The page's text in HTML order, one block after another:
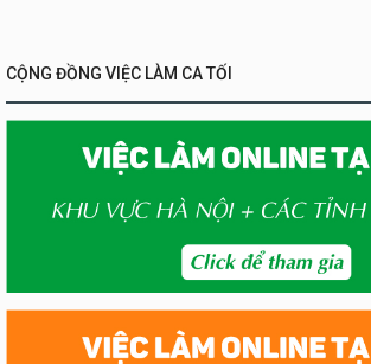
CỘNG ĐỒNG VIỆC LÀM CA TỐI